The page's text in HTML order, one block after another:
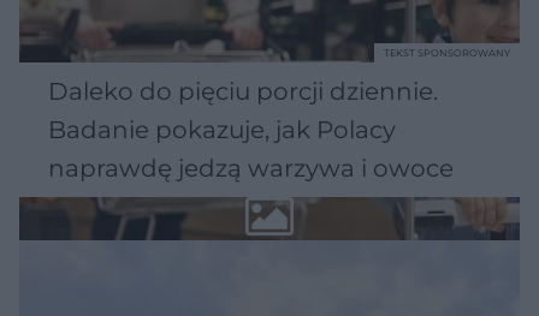
Daleko do pięciu porcji dziennie.
Badanie pokazuje, jak Polacy
naprawdę jedzą warzywa i owoce
TEKST SPONSOROWANY